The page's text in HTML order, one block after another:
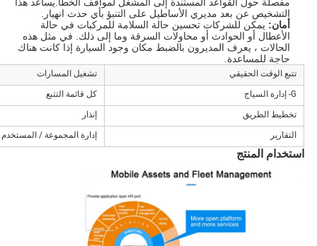
مفصلة حول القواعد المستندة إلى المشغل لمواقف الخطأ.يساعد هذا
التشخيص عن بعد مديري الأساطيل على التنبؤ بأي حدث انهيار.
أمان: يمكن للشركات تحسين حالة السلامة للمركبات في حالة
الأعطال أو الحوادث أو محاولات السرقة وما إلى ذلك. في مثل هذه
الحالات ، يعرف المديرون بالضبط مكان وجود السيارة إذا كانت هناك
حاجة للمساعدة.
تتبع الوقت الحقيقي تشغيل المسارات
G- إدارة السياج كل قائمة التتبع
تخطيط الطريق إنذار
التقارير إدارة المجموعة / المستخدم
استخدام المنتج